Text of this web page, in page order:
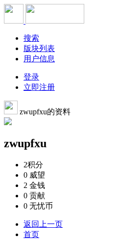
搜索
版块列表
用户信息
登录
立即注册
zwupfxu的资料
zwupfxu
2积分
0 威望
2 金钱
0 贡献
0 无忧币
返回上一页
首页